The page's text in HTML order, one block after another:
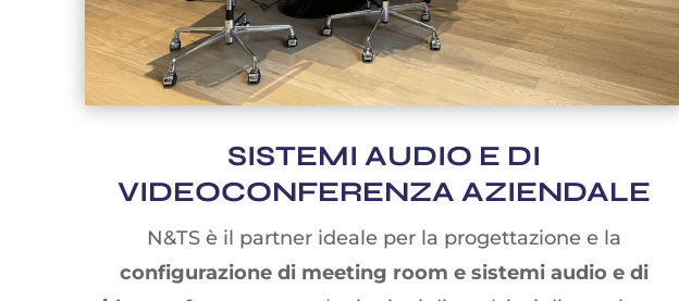
SISTEMI AUDIO E DI
VIDEOCONFERENZA AZIENDALE
N&TS è il partner ideale per la progettazione e la
configurazione di meeting room e sistemi audio e di